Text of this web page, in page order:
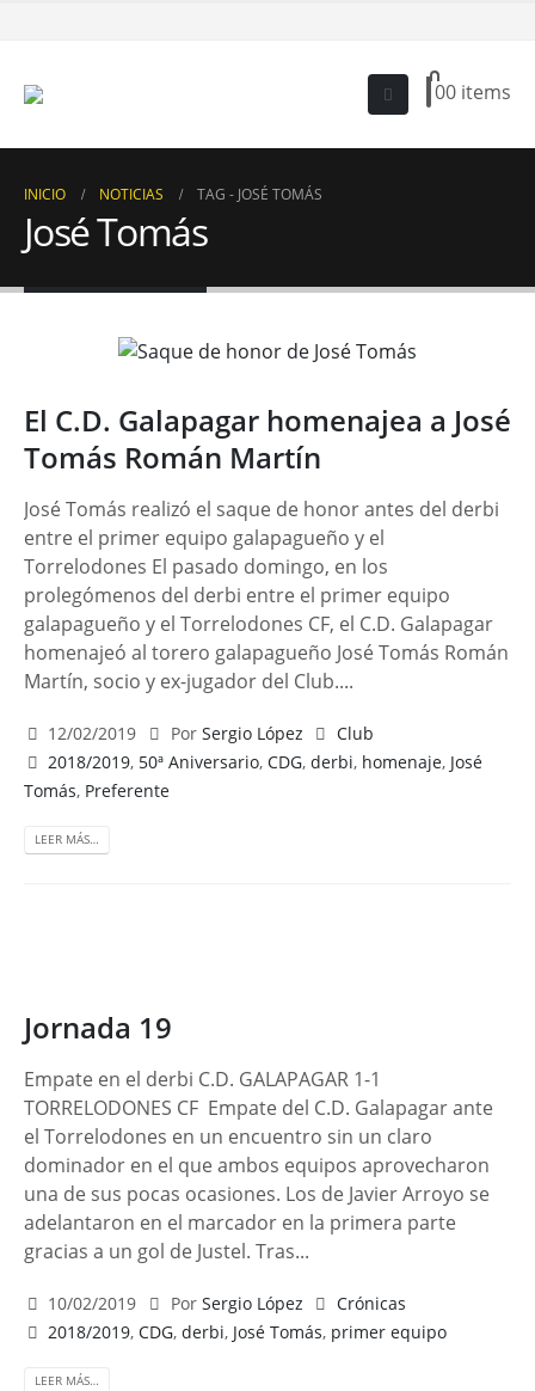
00 items
INICIO NOTICIAS TAG - JOSÉ TOMÁS
José Tomás
El C.D. Galapagar homenajea a José
Tomás Román Martín
José Tomás realizó el saque de honor antes del derbi
entre el primer equipo galapagueño y el
Torrelodones El pasado domingo, en los
prolegómenos del derbi entre el primer equipo
galapagueño y el Torrelodones CF, el C.D. Galapagar
homenajeó al torero galapagueño José Tomás Román
Martín, socio y ex-jugador del Club....
12/02/2019 Por Sergio López
Club
2018/2019, 50ª Aniversario,CDG,derbi, homenaje, José
Tomás, Preferente
LEER MÁS…
Jornada 19
Empate en el derbi C.D. GALAPAGAR 1-1
TORRELODONES CF Empate del C.D. Galapagar ante
el Torrelodones en un encuentro sin un claro
dominador en el que ambos equipos aprovecharon
una de sus pocas ocasiones. Los de Javier Arroyo se
adelantaron en el marcador en la primera parte
gracias a un gol de Justel. Tras...
10/02/2019 Por Sergio López
Crónicas
2018/2019,CDG,derbi, José Tomás, primer equipo
LEER MÁS…